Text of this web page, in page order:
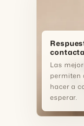
Las
permiten
hacer a
esperar.